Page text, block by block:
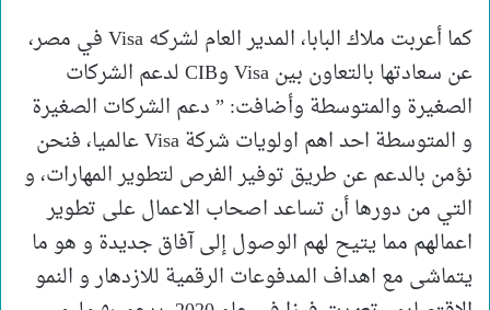
كما أعربت ملاك البابا، المدير العام لشركه Visa في مصر،
عن سعادتها بالتعاون بين Visa وCIB لدعم الشركات
الصغيرة والمتوسطة وأضافت: ” دعم الشركات الصغيرة
و المتوسطة احد اهم اولويات شركة Visa عالميا، فنحن
نؤمن بالدعم عن طريق توفير الفرص لتطوير المهارات، و
التي من دورها أن تساعد اصحاب الاعمال على تطوير
اعمالهم مما يتيح لهم الوصول إلى آفاق جديدة و هو ما
يتماشى مع اهداف المدفوعات الرقمية للازدهار و النمو